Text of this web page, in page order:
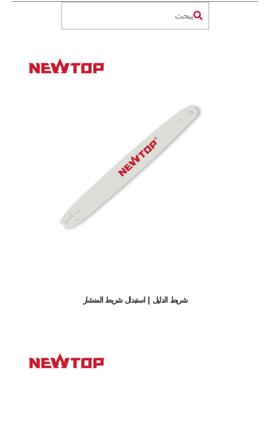
شريط الدليل | استبدال شريط المنشار